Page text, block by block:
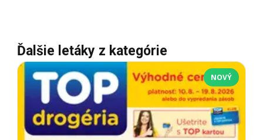
Ďalšie letáky z kategórie
NOVÝ